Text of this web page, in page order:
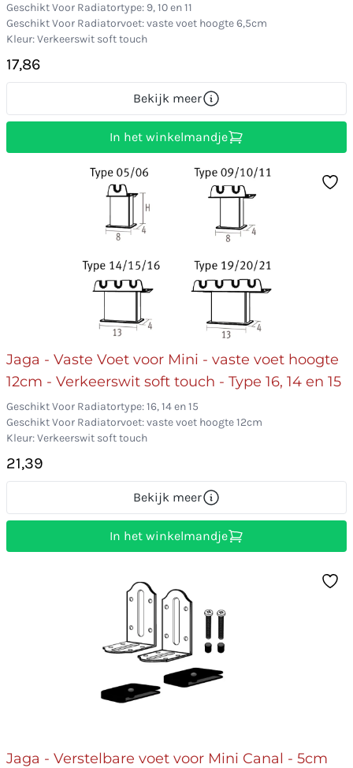
Geschikt Voor Radiatortype: 9, 10 en 11
Geschikt Voor Radiatorvoet: vaste voet hoogte 6,5cm
Kleur: Verkeerswit soft touch
17,86
Bekijk meer
In het winkelmandje
Jaga - Vaste Voet voor Mini - vaste voet hoogte
12cm - Verkeerswit soft touch - Type 16, 14 en 15
Geschikt Voor Radiatortype: 16, 14 en 15
Geschikt Voor Radiatorvoet: vaste voet hoogte 12cm
Kleur: Verkeerswit soft touch
21,39
Bekijk meer
In het winkelmandje
Jaga - Verstelbare voet voor Mini Canal - 5cm